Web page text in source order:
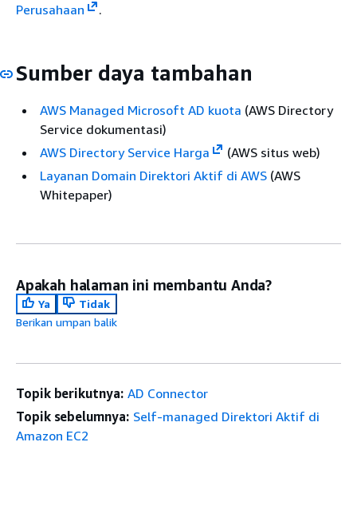
Perusahaan
.
Sumber daya tambahan
AWS Managed Microsoft AD kuota (AWS Directory
Service dokumentasi)
AWS Directory Service Harga
(AWS situs web)
Layanan Domain Direktori Aktif di AWS (AWS
Whitepaper)
Apakah halaman ini membantu Anda?
Ya
Tidak
Berikan umpan balik
Topik berikutnya: AD Connector
Topik sebelumnya: Self-managed Direktori Aktif di
Amazon EC2